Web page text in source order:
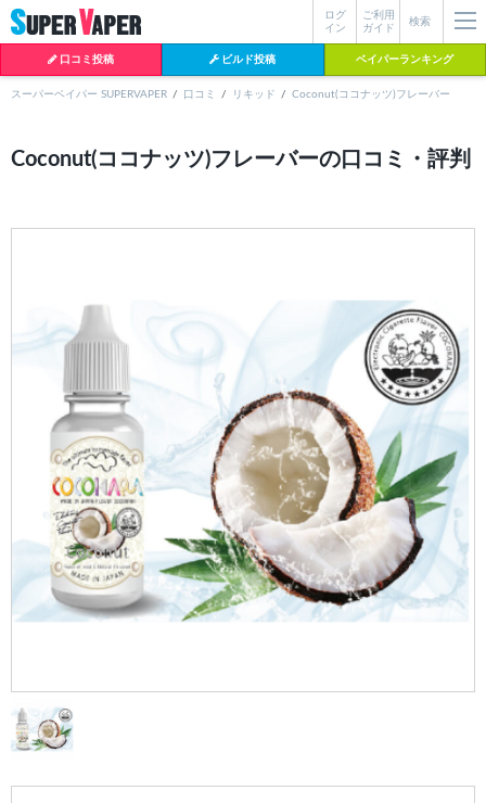
検索
ご利用
ガイド
ログ
イン
口コミ投稿 ビルド投稿 ベイパーランキング
よく検索されているワード
クラプトン
スーパーベイパー SUPERVAPER 口コミ リキッド Coconut(ココナッツ)フレーバー
Coconut(ココナッツ)フレーバーの口コミ・評判
見つからない場合データベースに該当の商品がまだ登録されていない可能